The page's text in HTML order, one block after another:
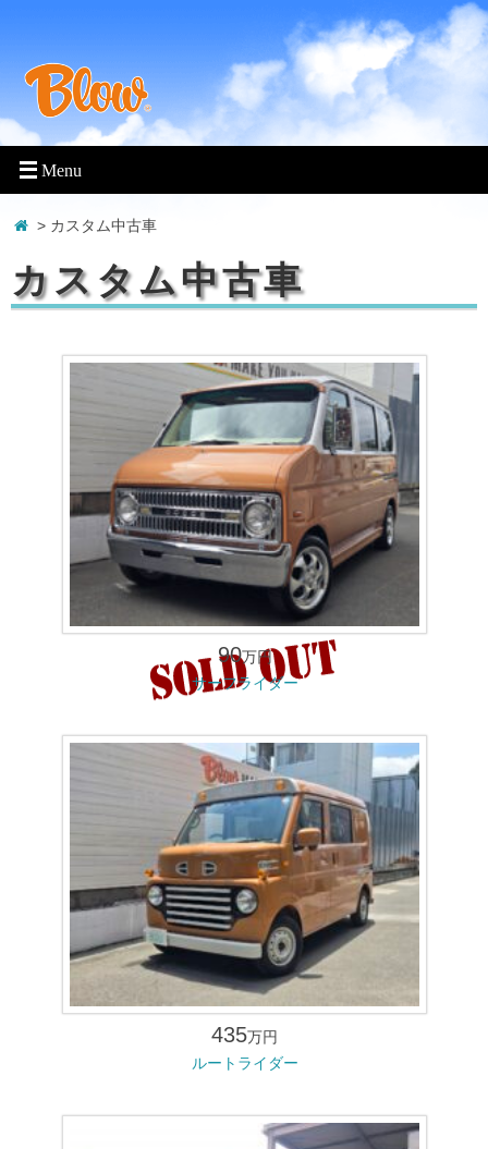
> カスタム中古車
カスタム中古車
90万円
サーフライダー
435万円
ルートライダー